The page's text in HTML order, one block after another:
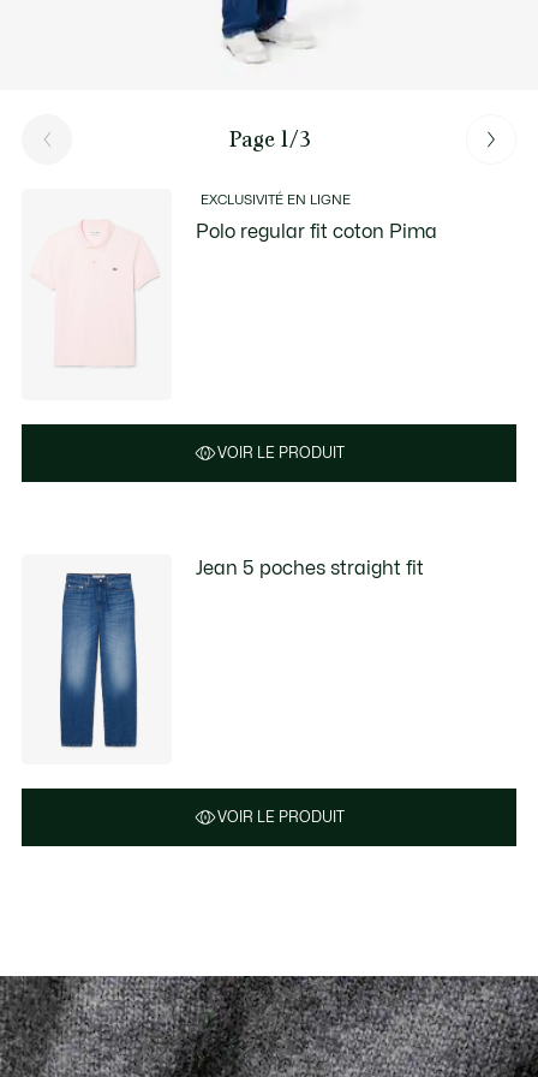
Page 1/3
EXCLUSIVITÉ EN LIGNE
Polo regular fit coton Pima
VOIR LE PRODUIT
Jean 5 poches straight fit
VOIR LE PRODUIT